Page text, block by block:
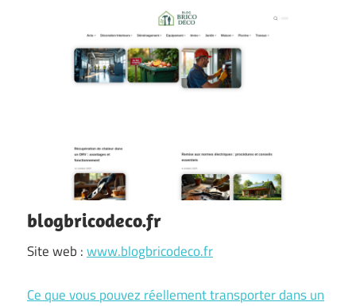
blogbricodeco.fr
Site web :www.blogbricodeco.fr
Ce que vous pouvez réellement transporter dans un